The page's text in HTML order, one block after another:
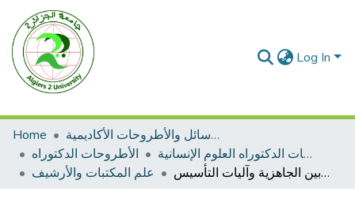
Log In
Home
الرسائل والأطروحات الأكاديمية
الأطروحات الدكتوراه
الأطروحات الدكتوراه العلوم الإنسانية
علم المكتبات والأرشيف
الشبكـة الـوطنيـة لمكتبـات المطالعـة العمـوميـة في الجــزائر : بين الجاهزية وآليات التأسيس